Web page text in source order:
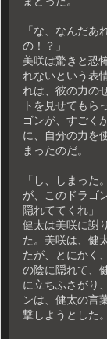
「な、なんだあ
の！？」
美咲は驚きと恐
れないという表
れは、彼の力の
トを見せてもら
ゴンが、すごく
に、自分の力を
まったのだ。
「し、しまっ
が、このドラゴ
隠れててくれ」
健太は美咲に謝
た。美咲は、健
たが、とにかく
の陰に隠れて、
に立ちふさがり
ンは、健太の言
撃しようとした。